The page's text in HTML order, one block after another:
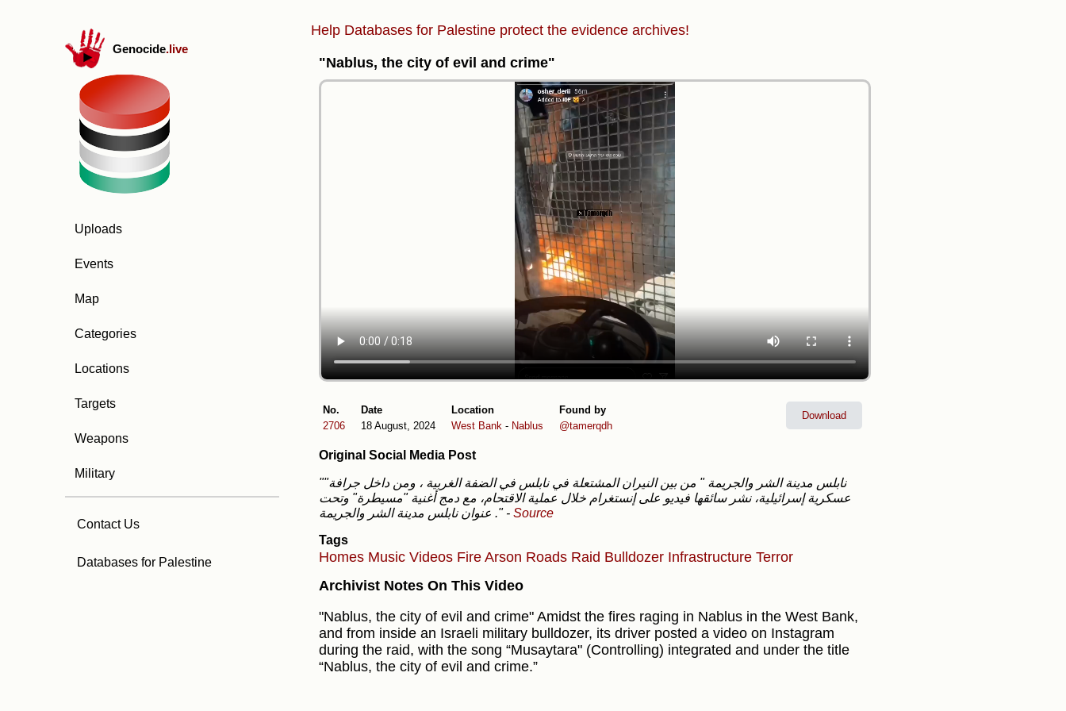
Genocide.live
Uploads
Events
Map
Categories
Locations
Targets
Weapons
Military
Contact Us
Databases for Palestine
Help Databases for Palestine protect the evidence archives!
"Nablus, the city of evil and crime"
No.
2706
Date
18 August, 2024
Location
West Bank - Nablus
Found by
@tamerqdh
Download
Original Social Media Post
""نابلس مدينة الشر والجريمة " من بين النيران المشتعلة في نابلس في الضفة الغربية ، ومن داخل جرافة
عسكرية إسرائيلية، نشر سائقها فيديو على إنستغرام خلال عملية الاقتحام، مع دمج أغنية "مسيطرة" وتحت
عنوان نابلس مدينة الشر والجريمة ." - Source
Tags
Homes Music Videos Fire Arson Roads Raid Bulldozer Infrastructure Terror
Archivist Notes On This Video
"Nablus, the city of evil and crime" Amidst the fires raging in Nablus in the West Bank,
and from inside an Israeli military bulldozer, its driver posted a video on Instagram
during the raid, with the song “Musaytara" (Controlling) integrated and under the title
“Nablus, the city of evil and crime.”